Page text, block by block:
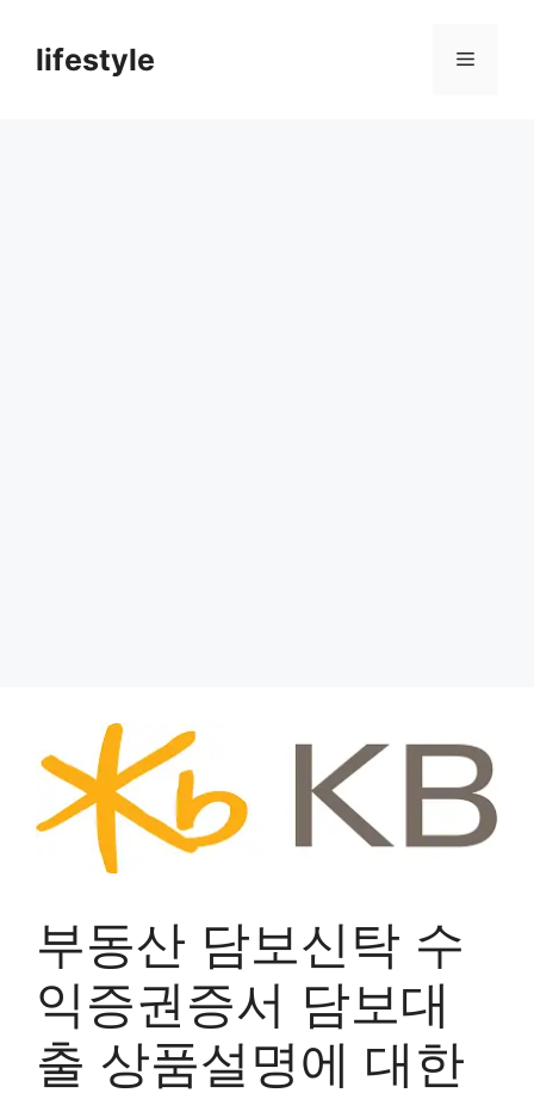
lifestyle 메
부동산 담보신탁 수
익증권증서 담보대
출 상품설명에 대한